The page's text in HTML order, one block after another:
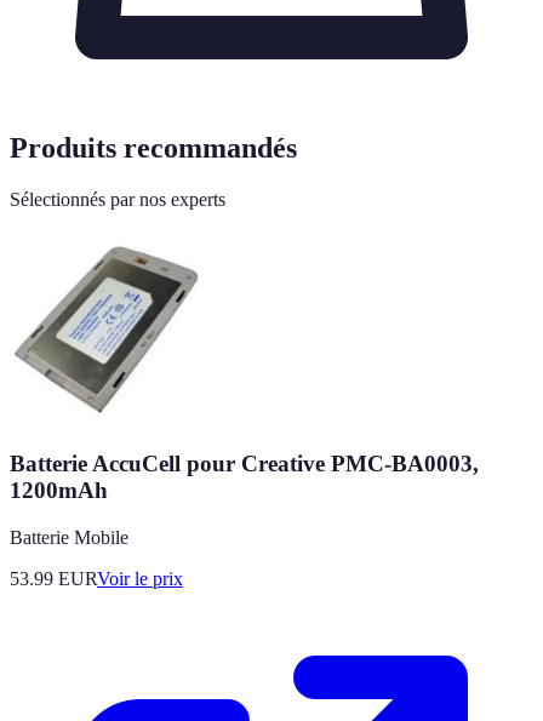
Produits recommandés
Sélectionnés par nos experts
Batterie AccuCell pour Creative PMC-BA0003,
1200mAh
Batterie Mobile
53.99 EURVoir le prix